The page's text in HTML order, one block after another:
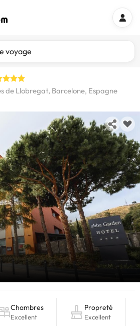
voyage
de Llobregat, Barcelone, Espagne
Chambres
Excellent
Propreté
Excellent